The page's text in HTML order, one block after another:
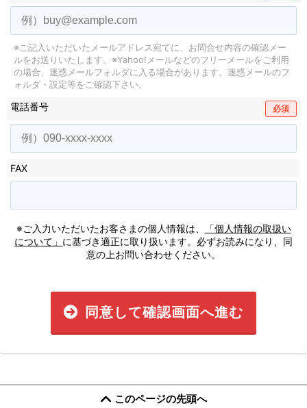
※ご記入いただいたメールアドレス宛てに、お問合せ内容の確認メー
ルをお送りいたします。 ※Yahoo!メールなどのフリーメールをご利用
の場合、迷惑メールフォルダに入る場合があります。 迷惑メールのフ
ォルダ・設定等をご確認下さい。
電話番号 必須
FAX
※ご入力いただいたお客さまの個人情報は、
「個人情報の取扱い
について」 に基づき適正に取り扱います。必ずお読みになり、同
意の上お問い合わせください。
同意して確認画面へ進む
このページの先頭へ